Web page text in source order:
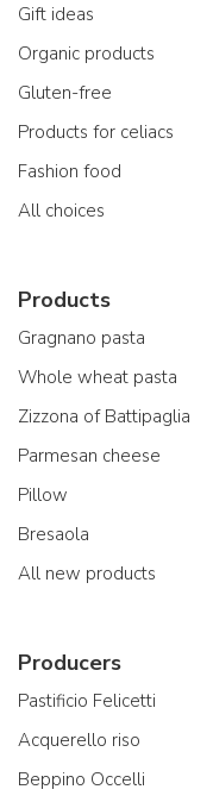
Gift ideas
Organic products
Gluten-free
Products for celiacs
Fashion food
All choices
Products
Gragnano pasta
Whole wheat pasta
Zizzona of Battipaglia
Parmesan cheese
Pillow
Bresaola
All new products
Producers
Pastificio Felicetti
Acquerello riso
Beppino Occelli